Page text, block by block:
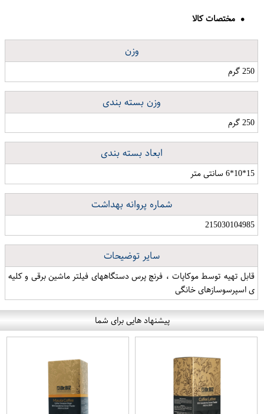
مختصات کالا
وزن
250 گرم
وزن بسته بندی
250 گرم
ابعاد بسته بندی
15*10*6 سانتی متر
شماره پروانه بهداشت
215030104985
سایر توضیحات
قابل تهیه توسط موکاپات ، فرنچ پرس دستگاههای فیلتر ماشین برقی و کلیه
ی اسپرسوسازهای خانگی
پیشنهاد هایی برای شما